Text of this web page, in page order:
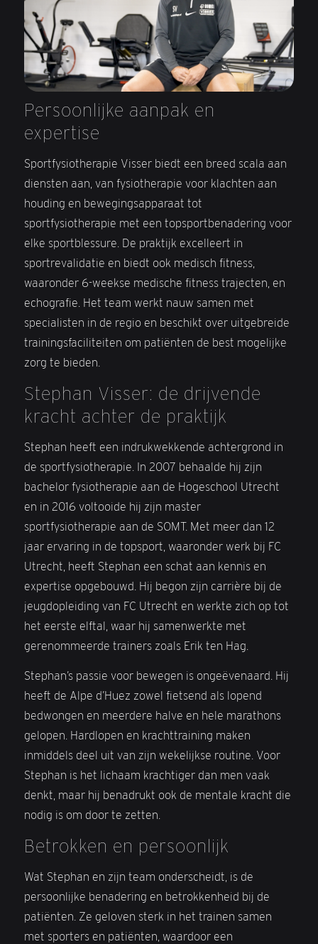
Persoonlijke aanpak en
expertise
Sportfysiotherapie Visser biedt een breed scala aan
diensten aan, van fysiotherapie voor klachten aan
houding en bewegingsapparaat tot
sportfysiotherapie met een topsportbenadering voor
elke sportblessure. De praktijk excelleert in
sportrevalidatie en biedt ook medisch fitness,
waaronder 6-weekse medische fitness trajecten, en
echografie. Het team werkt nauw samen met
specialisten in de regio en beschikt over uitgebreide
trainingsfaciliteiten om patiënten de best mogelijke
zorg te bieden.
Stephan Visser: de drijvende
kracht achter de praktijk
Stephan heeft een indrukwekkende achtergrond in
de sportfysiotherapie. In 2007 behaalde hij zijn
bachelor fysiotherapie aan de Hogeschool Utrecht
en in 2016 voltooide hij zijn master
sportfysiotherapie aan de SOMT. Met meer dan 12
jaar ervaring in de topsport, waaronder werk bij FC
Utrecht, heeft Stephan een schat aan kennis en
expertise opgebouwd. Hij begon zijn carrière bij de
jeugdopleiding van FC Utrecht en werkte zich op tot
het eerste elftal, waar hij samenwerkte met
gerenommeerde trainers zoals Erik ten Hag.
Stephan’s passie voor bewegen is ongeëvenaard. Hij
heeft de Alpe d’Huez zowel fietsend als lopend
bedwongen en meerdere halve en hele marathons
gelopen. Hardlopen en krachttraining maken
inmiddels deel uit van zijn wekelijkse routine. Voor
Stephan is het lichaam krachtiger dan men vaak
denkt, maar hij benadrukt ook de mentale kracht die
nodig is om door te zetten.
Betrokken en persoonlijk
Wat Stephan en zijn team onderscheidt, is de
persoonlijke benadering en betrokkenheid bij de
patiënten. Ze geloven sterk in het trainen samen
met sporters en patiënten, waardoor een